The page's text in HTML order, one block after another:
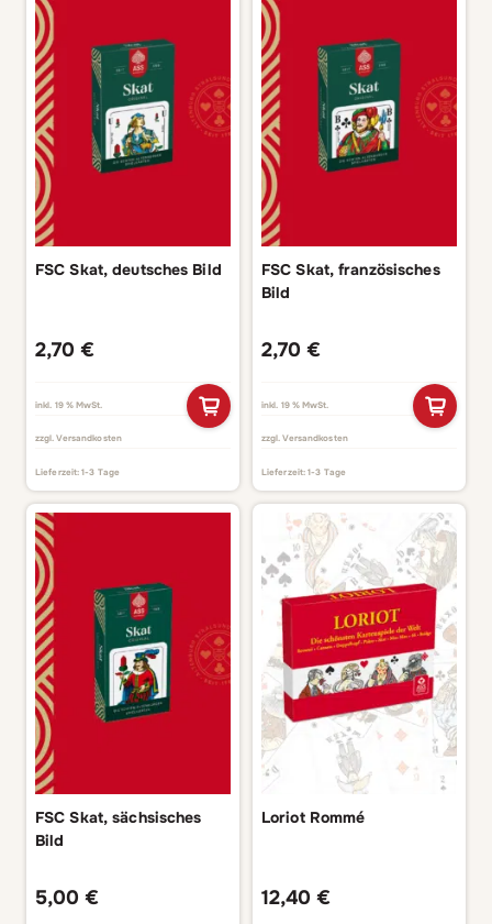
FSC Skat, deutsches Bild
2,70 €
inkl. 19 % MwSt.
zzgl. Versandkosten
Lieferzeit:1-3 Tage
FSC Skat, französisches
Bild
2,70 €
inkl. 19 % MwSt.
zzgl. Versandkosten
Lieferzeit:1-3 Tage
FSC Skat, sächsisches
Bild
5,00 €
Loriot Rommé
12,40 €